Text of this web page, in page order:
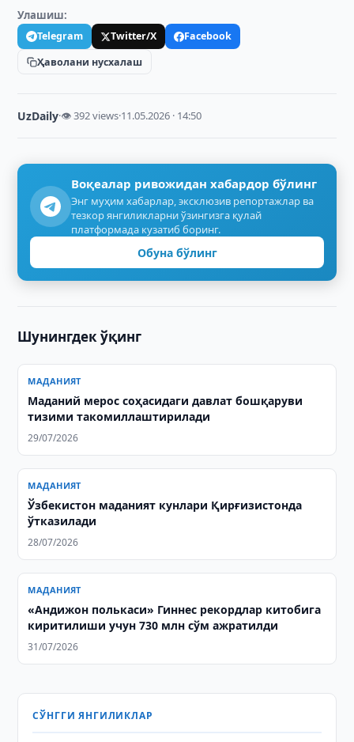
Улашиш:
Telegram Twitter/X
Facebook
Ҳаволани нусхалаш
UzDaily·👁 392 views·11.05.2026 · 14:50
Воқеалар ривожидан хабардор бўлинг
Энг муҳим хабарлар, эксклюзив репортажлар ва
тезкор янгиликларни ўзингизга қулай
платформада кузатиб боринг.
Обуна бўлинг
Шунингдек ўқинг
МАДАНИЯТ
Маданий мерос соҳасидаги давлат бошқаруви
тизими такомиллаштирилади
29/07/2026
МАДАНИЯТ
Ўзбекистон маданият кунлари Қирғизистонда
ўтказилади
28/07/2026
МАДАНИЯТ
«Андижон полькаси» Гиннес рекордлар китобига
киритилиши учун 730 млн сўм ажратилди
31/07/2026
СЎНГГИ ЯНГИЛИКЛАР